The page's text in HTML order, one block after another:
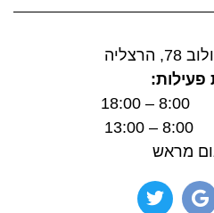
הרצליה
פעילות:
מראש